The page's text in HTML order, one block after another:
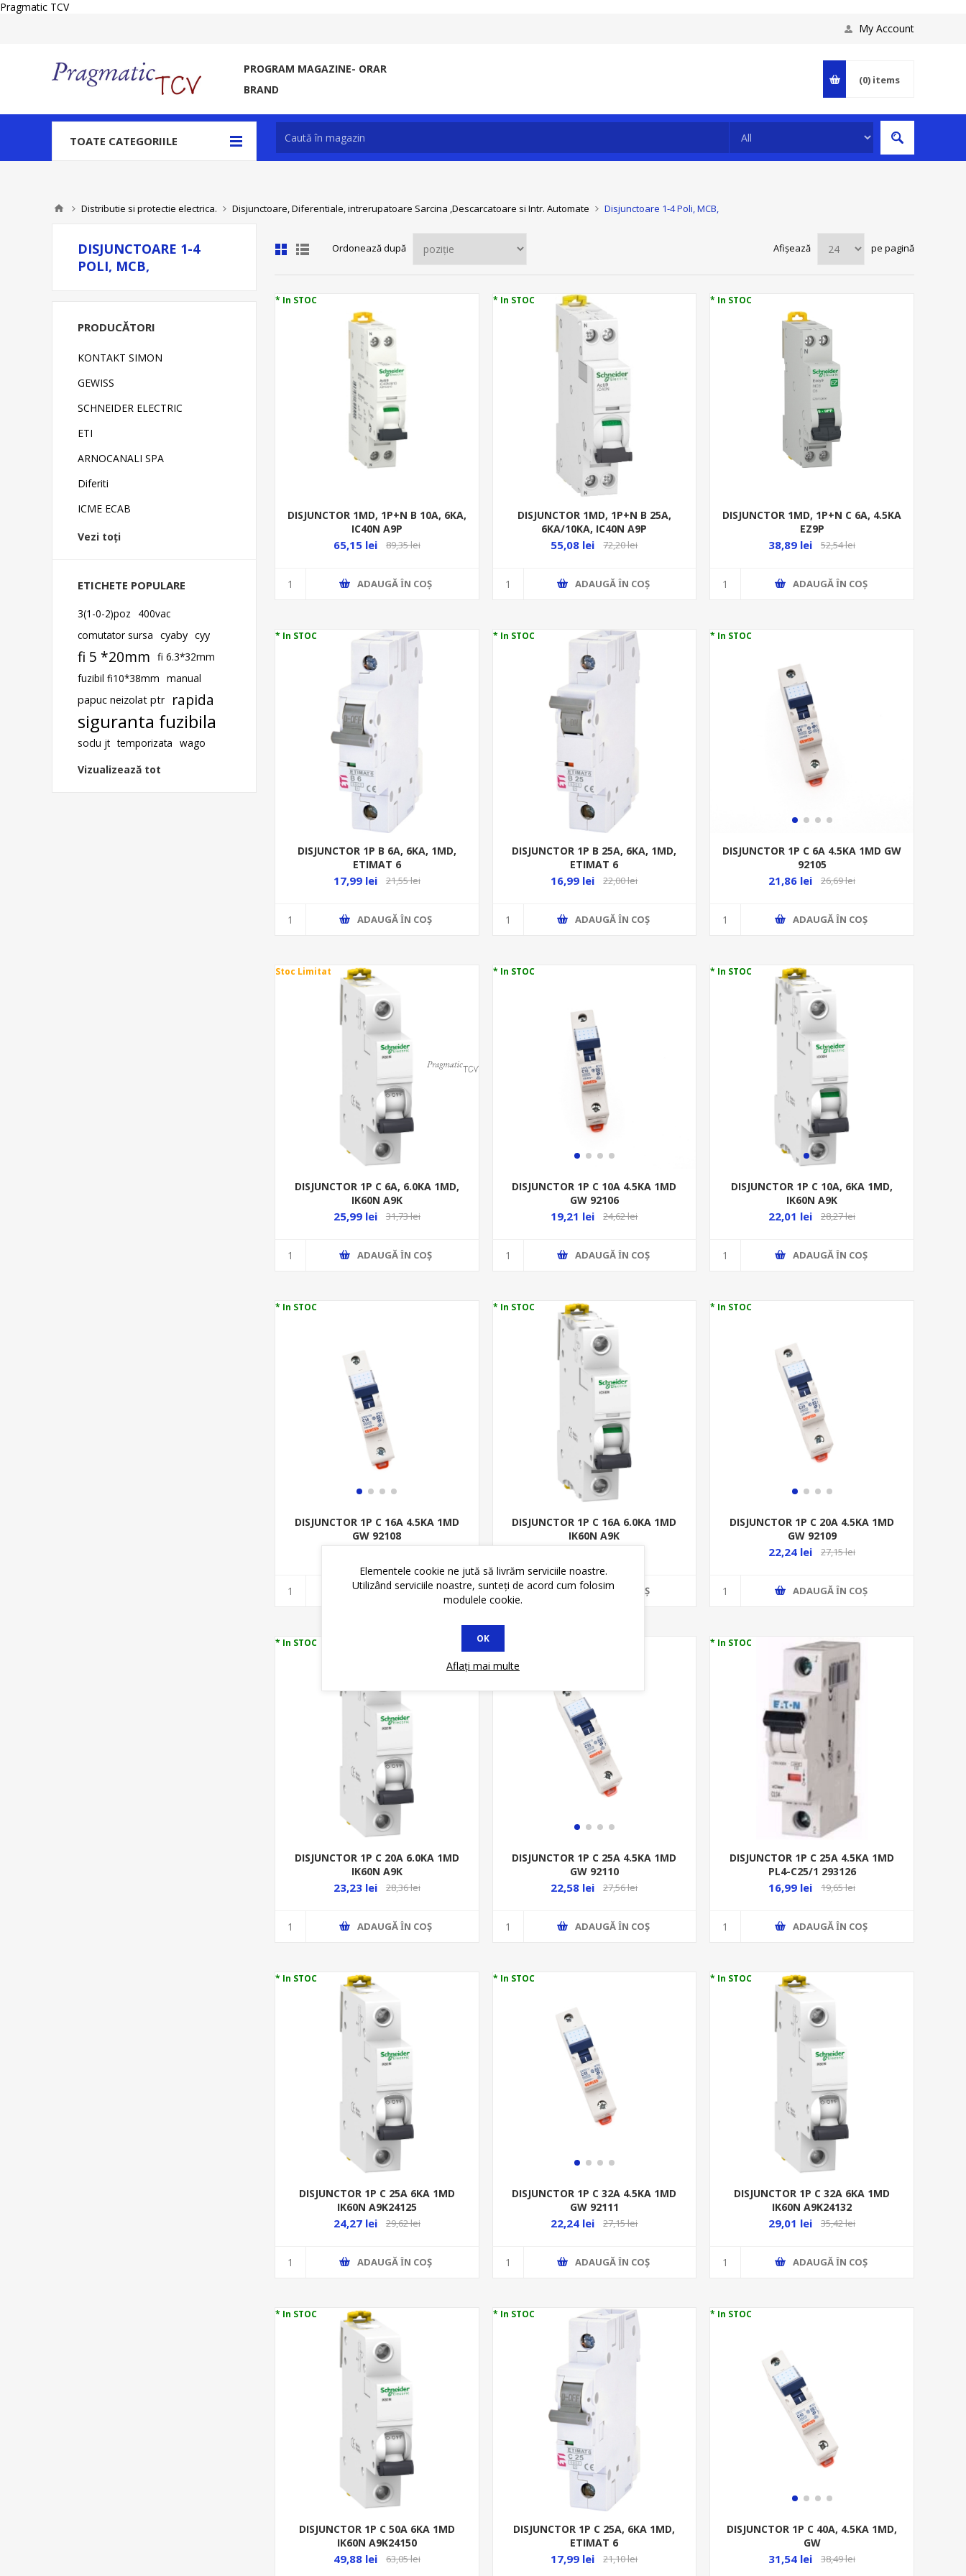
Pragmatic TCV
My Account
PROGRAM MAGAZINE- ORAR
BRAND
(0) items
TOATE CATEGORIILE
Distributie si protectie electrica. Disjunctoare, Diferentiale, intrerupatoare Sarcina ,Descarcatoare si Intr. Automate Disjunctoare 1-4 Poli, MCB,
Ordonează după Afișează pe pagină
* In STOC
DISJUNCTOR 1MD, 1P+N B 10A, 6KA,
IC40N A9P
65,15 lei 89,35 lei
ADAUGĂ ȊN COŞ
* In STOC
DISJUNCTOR 1MD, 1P+N B 25A,
6KA/10KA, IC40N A9P
55,08 lei 72,20 lei
ADAUGĂ ȊN COŞ
* In STOC
DISJUNCTOR 1MD, 1P+N C 6A, 4.5KA
EZ9P
38,89 lei 52,54 lei
ADAUGĂ ȊN COŞ
* In STOC
DISJUNCTOR 1P B 6A, 6KA, 1MD,
ETIMAT 6
17,99 lei 21,55 lei
ADAUGĂ ȊN COŞ
* In STOC
DISJUNCTOR 1P B 25A, 6KA, 1MD,
ETIMAT 6
16,99 lei 22,00 lei
ADAUGĂ ȊN COŞ
* In STOC
DISJUNCTOR 1P C 6A 4.5KA 1MD GW
92105
21,86 lei 26,69 lei
ADAUGĂ ȊN COŞ
Stoc Limitat
DISJUNCTOR 1P C 6A, 6.0KA 1MD,
IK60N A9K
25,99 lei 31,73 lei
ADAUGĂ ȊN COŞ
* In STOC
DISJUNCTOR 1P C 10A 4.5KA 1MD
GW 92106
19,21 lei 24,62 lei
ADAUGĂ ȊN COŞ
* In STOC
DISJUNCTOR 1P C 10A, 6KA 1MD,
IK60N A9K
22,01 lei 28,27 lei
ADAUGĂ ȊN COŞ
* In STOC
DISJUNCTOR 1P C 16A 4.5KA 1MD
GW 92108
ADAUGĂ ȊN COŞ
* In STOC
DISJUNCTOR 1P C 16A 6.0KA 1MD
IK60N A9K
ADAUGĂ ȊN COŞ
* In STOC
DISJUNCTOR 1P C 20A 4.5KA 1MD
GW 92109
22,24 lei 27,15 lei
ADAUGĂ ȊN COŞ
* In STOC
DISJUNCTOR 1P C 20A 6.0KA 1MD
IK60N A9K
23,23 lei 28,36 lei
ADAUGĂ ȊN COŞ
DISJUNCTOR 1P C 25A 4.5KA 1MD
GW 92110
22,58 lei 27,56 lei
ADAUGĂ ȊN COŞ
* In STOC
DISJUNCTOR 1P C 25A 4.5KA 1MD
PL4-C25/1 293126
16,99 lei 19,65 lei
ADAUGĂ ȊN COŞ
* In STOC
DISJUNCTOR 1P C 25A 6KA 1MD
IK60N A9K24125
24,27 lei 29,62 lei
ADAUGĂ ȊN COŞ
* In STOC
DISJUNCTOR 1P C 32A 4.5KA 1MD
GW 92111
22,24 lei 27,15 lei
ADAUGĂ ȊN COŞ
* In STOC
DISJUNCTOR 1P C 32A 6KA 1MD
IK60N A9K24132
29,01 lei 35,42 lei
ADAUGĂ ȊN COŞ
* In STOC
DISJUNCTOR 1P C 50A 6KA 1MD
IK60N A9K24150
49,88 lei 63,05 lei
* In STOC
DISJUNCTOR 1P C 25A, 6KA 1MD,
ETIMAT 6
17,99 lei 21,10 lei
* In STOC
DISJUNCTOR 1P C 40A, 4.5KA 1MD,
GW
31,54 lei 38,49 lei
DISJUNCTOARE 1-4
POLI, MCB,
PRODUCĂTORI
KONTAKT SIMON
GEWISS
SCHNEIDER ELECTRIC
ETI
ARNOCANALI SPA
Diferiti
ICME ECAB
Vezi toți
ETICHETE POPULARE
3(1-0-2)poz
400vac
comutator sursa cyaby cyy
fi 5 *20mm fi 6.3*32mm
fuzibil fi10*38mm manual
papuc neizolat ptr
rapida
siguranta fuzibila
soclu jt temporizata wago
Vizualizează tot
Elementele cookie ne jută să livrăm serviciile noastre.
Utilizând serviciile noastre, sunteți de acord cum folosim
modulele cookie.
OK
Aflați mai multe